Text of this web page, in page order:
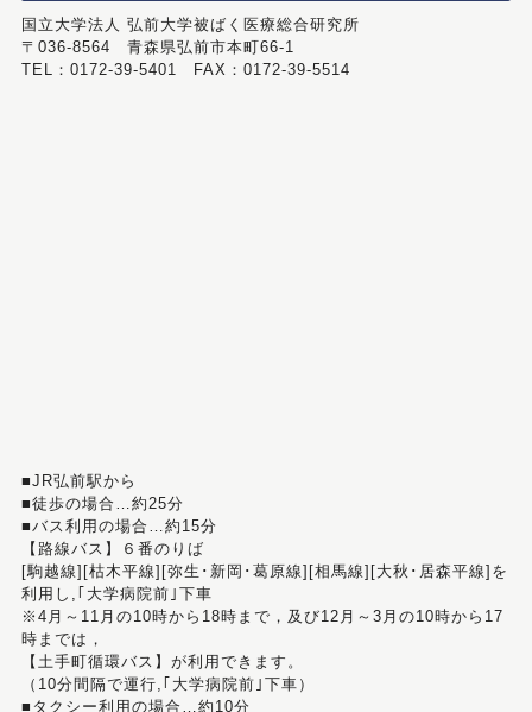
国立大学法人 弘前大学被ばく医療総合研究所
〒036-8564 青森県弘前市本町66-1
TEL：0172-39-5401 FAX：0172-39-5514
■JR弘前駅から
■徒歩の場合…約25分
■バス利用の場合…約15分
【路線バス】６番のりば
[駒越線][枯木平線][弥生･新岡･葛原線][相馬線][大秋･居森平線]を
利用し,｢大学病院前｣下車
※4月～11月の10時から18時まで，及び12月～3月の10時から17
時までは，
【土手町循環バス】が利用できます。
（10分間隔で運行,｢大学病院前｣下車）
■タクシー利用の場合…約10分